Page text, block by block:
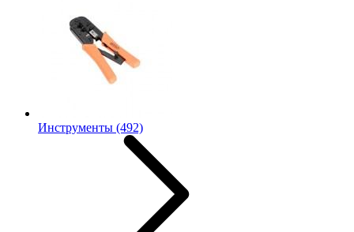
Инструменты (492)